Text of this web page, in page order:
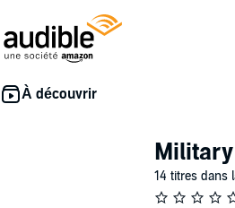
14 titres dans